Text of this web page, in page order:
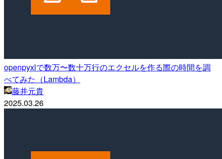
openpyxlで数万〜数十万行のエクセルを作る際の時間を調
べてみた（Lambda）
藤井元貴
2025.03.26